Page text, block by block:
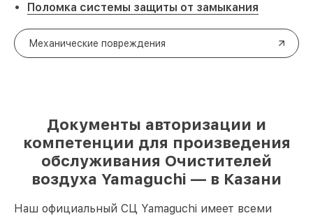
Поломка системы защиты от замыкания
Механические повреждения
Документы авторизации и
компетенции для произведения
обслуживания Очистителей
воздуха Yamaguchi — в Казани
Наш официальный СЦ Yamaguchi имеет всеми